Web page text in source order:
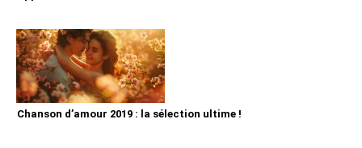
Chanson d’amour 2019 : la sélection ultime !